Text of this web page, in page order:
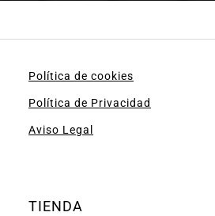
Política de cookies
Política de Privacidad
Aviso Legal
TIENDA